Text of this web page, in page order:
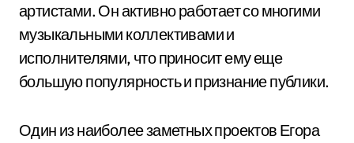
артистами. Он активно работает со многими
музыкальными коллективами и
исполнителями, что приносит ему еще
большую популярность и признание публики.
Один из наиболее заметных проектов Егора